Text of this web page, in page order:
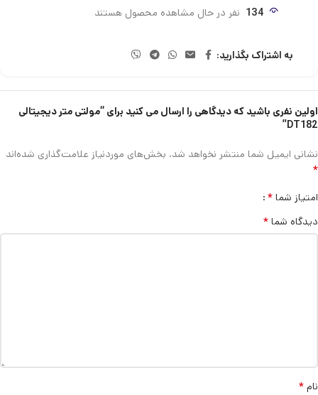
134 نفر در حال مشاهده محصول هستند
به اشتراک بگذارید:
اولین نفری باشید که دیدگاهی را ارسال می کنید برای “مولتی متر دیجیتالی
DT182”
نشانی ایمیل شما منتشر نخواهد شد. بخش‌های موردنیاز علامت‌گذاری شده‌اند
*
امتیاز شما *
دیدگاه شما *
نام *